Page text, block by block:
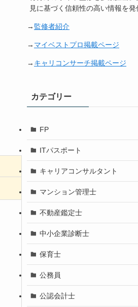
見に基づく信頼性の高い情報を発
→ 監修者紹介
→ マイベストプロ掲載ページ
→ キャリコンサーチ掲載ページ
カテゴリー
FP
ITパスポート
キャリアコンサルタント
マンション管理士
不動産鑑定士
中小企業診断士
保育士
公務員
公認会計士